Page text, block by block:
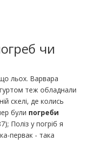
чи
льох. Варвара
гуртом теж обладнали
скелі, де колись
були погреби
Поліз у погріб я
первак - така